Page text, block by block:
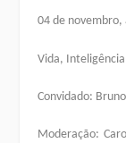
04 de novembro,
Vida,
Convidado:
Moderação: